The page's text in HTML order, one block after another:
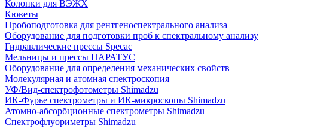
Колонки для ВЭЖХ
Кюветы
Пробоподготовка для рентгеноспектрального анализа
Оборудование для подготовки проб к спектральному анализу
Гидравлические прессы Specac
Мельницы и прессы ПАРАТУС
Оборудование для определения механических свойств
Молекулярная и атомная спектроскопия
УФ/Вид-спектрофотометры Shimadzu
ИК-Фурье спектрометры и ИК-микроскопы Shimadzu
Атомно-абсорбционные спектрометры Shimadzu
Спектрофлуориметры Shimadzu